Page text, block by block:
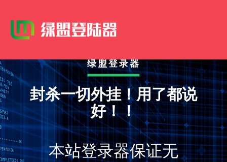
绿盟登录器
封杀一切外挂！用了都说
好！！
本站登录器保证无